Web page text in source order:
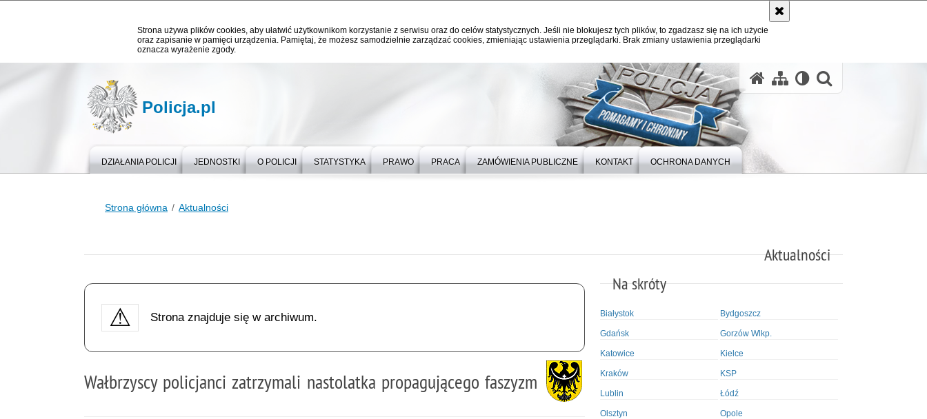
Strona używa plików cookies, aby ułatwić użytkownikom korzystanie z serwisu oraz do celów statystycznych. Jeśli nie blokujesz tych plików, to zgadzasz się na ich użycie
oraz zapisanie w pamięci urządzenia. Pamiętaj, że możesz samodzielnie zarządzać cookies, zmieniając ustawienia przeglądarki. Brak zmiany ustawienia przeglądarki
oznacza wyrażenie zgody.
Policja.pl
DZIAŁANIA POLICJI JEDNOSTKI O POLICJI STATYSTYKA PRAWO PRACA ZAMÓWIENIA PUBLICZNE KONTAKT OCHRONA DANYCH
Strona główna Aktualności
Aktualności
Strona znajduje się w archiwum.
Wałbrzyscy policjanci zatrzymali nastolatka propagującego faszyzm
Na skróty
Białystok Bydgoszcz
Gdańsk Gorzów Wlkp.
Katowice Kielce
Kraków KSP
Lublin Łódź
Olsztyn Opole